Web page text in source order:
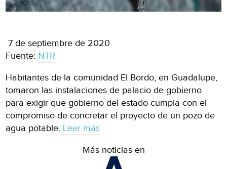
7 de septiembre de 2020
Fuente: NTR
Habitantes de la comunidad El Bordo, en Guadalupe,
tomaron las instalaciones de palacio de gobierno
para exigir que gobierno del estado cumpla con el
compromiso de concretar el proyecto de un pozo de
agua potable. Leer más
Más noticias en